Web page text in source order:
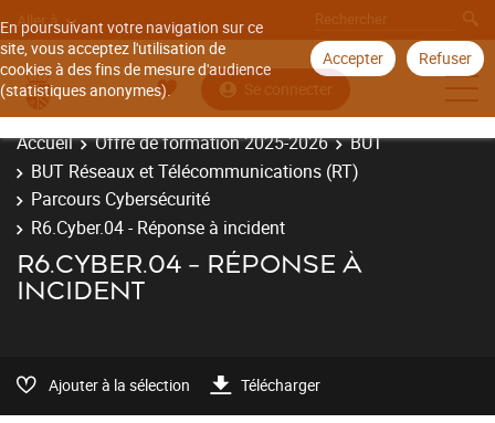
En poursuivant votre navigation sur ce
site, vous acceptez l'utilisation de
cookies à des fins de mesure d'audience
(statistiques anonymes).
Accepter Refuser
Aller à
Se connecter
Accueil Offre de formation 2025-2026
BUT
BUT Réseaux et Télécommunications (RT)
Parcours Cybersécurité
R6.Cyber.04 - Réponse à incident
R6.CYBER.04 - RÉPONSE À
INCIDENT
Ajouter à la sélection Télécharger